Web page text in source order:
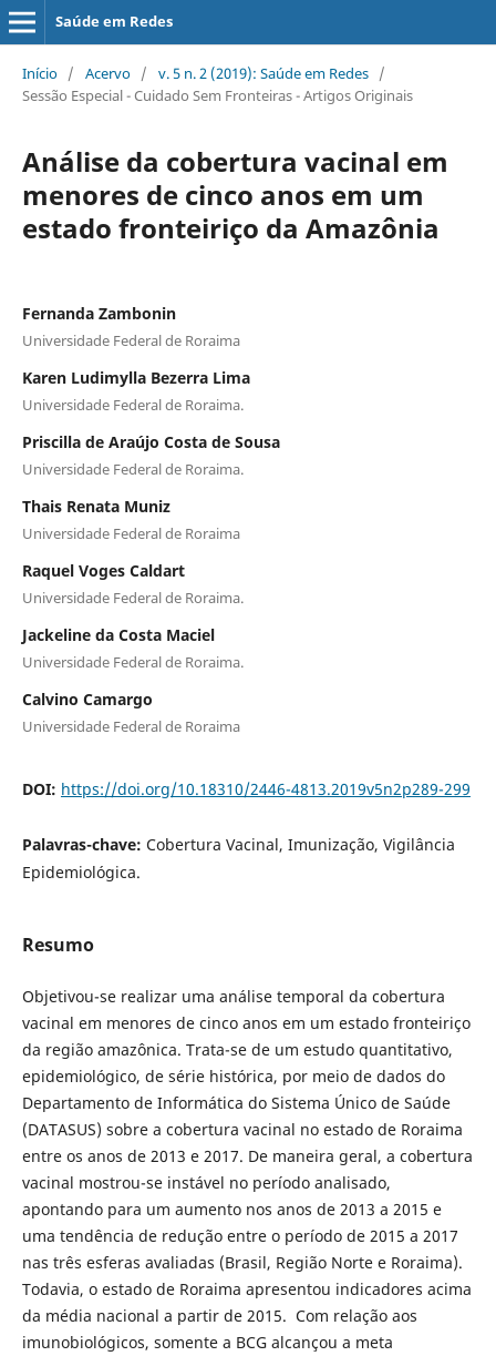
Saúde em Redes
Início / Acervo / v. 5 n. 2 (2019): Saúde em Redes /
Sessão Especial - Cuidado Sem Fronteiras - Artigos Originais
Análise da cobertura vacinal em
menores de cinco anos em um
estado fronteiriço da Amazônia
Fernanda Zambonin
Universidade Federal de Roraima
Karen Ludimylla Bezerra Lima
Universidade Federal de Roraima.
Priscilla de Araújo Costa de Sousa
Universidade Federal de Roraima.
Thais Renata Muniz
Universidade Federal de Roraima
Raquel Voges Caldart
Universidade Federal de Roraima.
Jackeline da Costa Maciel
Universidade Federal de Roraima.
Calvino Camargo
Universidade Federal de Roraima
DOI: https://doi.org/10.18310/2446-4813.2019v5n2p289-299
Palavras-chave: Cobertura Vacinal, Imunização, Vigilância
Epidemiológica.
Resumo
Objetivou-se realizar uma análise temporal da cobertura
vacinal em menores de cinco anos em um estado fronteiriço
da região amazônica. Trata-se de um estudo quantitativo,
epidemiológico, de série histórica, por meio de dados do
Departamento de Informática do Sistema Único de Saúde
(DATASUS) sobre a cobertura vacinal no estado de Roraima
entre os anos de 2013 e 2017. De maneira geral, a cobertura
vacinal mostrou-se instável no período analisado,
apontando para um aumento nos anos de 2013 a 2015 e
uma tendência de redução entre o período de 2015 a 2017
nas três esferas avaliadas (Brasil, Região Norte e Roraima).
Todavia, o estado de Roraima apresentou indicadores acima
da média nacional a partir de 2015. Com relação aos
imunobiológicos, somente a BCG alcançou a meta